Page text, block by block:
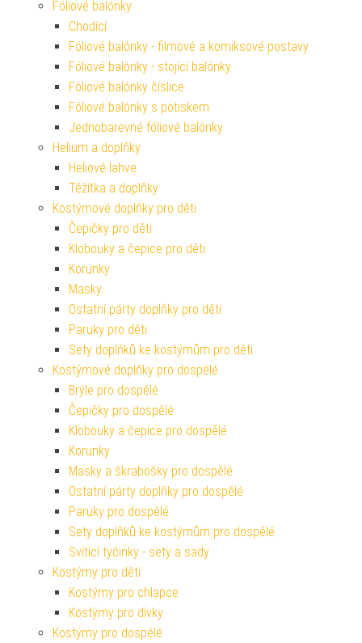
Fóliové balónky
Chodící
Fóliové balónky - filmové a komiksové postavy
Fóliové balónky - stojící balónky
Fóliové balónky číslice
Fóliové balónky s potiskem
Jednobarevné fóliové balónky
Helium a doplňky
Heliové lahve
Těžítka a doplňky
Kostýmové doplňky pro děti
Čepičky pro děti
Klobouky a čepice pro děti
Korunky
Masky
Ostatní párty doplňky pro děti
Paruky pro děti
Sety doplňků ke kostýmům pro děti
Kostýmové doplňky pro dospělé
Brýle pro dospělé
Čepičky pro dospělé
Klobouky a čepice pro dospělé
Korunky
Masky a škrabošky pro dospělé
Ostatní párty doplňky pro dospělé
Paruky pro dospělé
Sety doplňků ke kostýmům pro dospělé
Svítící tyčinky - sety a sady
Kostýmy pro děti
Kostýmy pro chlapce
Kostýmy pro dívky
Kostýmy pro dospělé